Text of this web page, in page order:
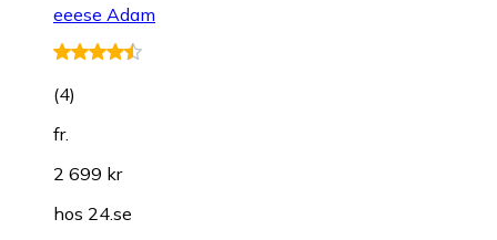
eeese Adam
(4)
fr.
2 699 kr
hos 24.se